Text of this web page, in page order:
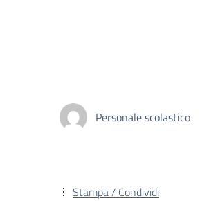
Personale scolastico
Stampa / Condividi